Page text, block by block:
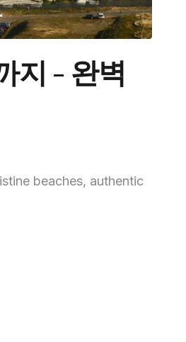
지 - 완벽
beaches, authentic